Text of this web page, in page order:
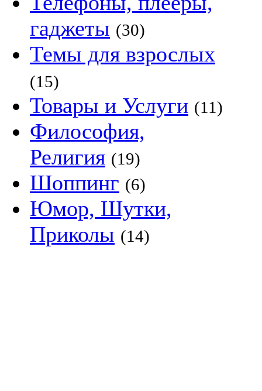
гаджеты (30)
Темы для взрослых
(15)
Товары и Услуги (11)
Философия,
Религия (19)
Шоппинг (6)
Юмор, Шутки,
Приколы (14)